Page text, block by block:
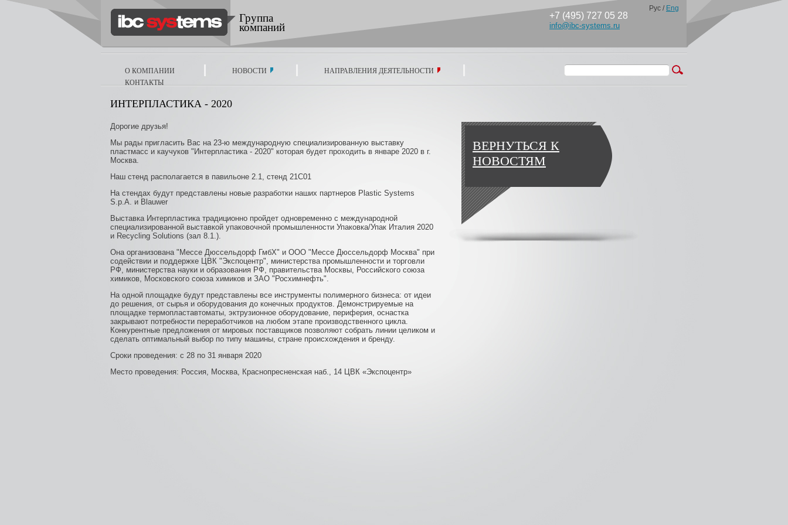
Перейти к основному содержанию
Группа
компаний
Рус / Eng
+7 (495) 727 05 28
info@ibc-systems.ru
О КОМПАНИИ НОВОСТИ
НАПРАВЛЕНИЯ ДЕЯТЕЛЬНОСТИ
КОНТАКТЫ
Поиск
ИНТЕРПЛАСТИКА - 2020
ВЕРНУТЬСЯ К
НОВОСТЯМ
Дорогие друзья!
Мы рады пригласить Вас на 23-ю международную специализированную выставку
пластмасс и каучуков "Интерпластика - 2020" которая будет проходить в январе 2020 в г.
Москва.
Наш стенд располагается в павильоне 2.1, стенд 21С01
На стендах будут представлены новые разработки наших партнеров Plastic Systems
S.p.A. и Blauwer
Выставка Интерпластика традиционно пройдет одновременно с международной
специализированной выставкой упаковочной промышленности Упаковка/Упак Италия 2020
и Recycling Solutions (зал 8.1.).
Она организована "Мессе Дюссельдорф ГмбХ" и ООО "Мессе Дюссельдорф Москва" при
содействии и поддержке ЦВК "Экспоцентр", министерства промышленности и торговли
РФ, министерства науки и образования РФ, правительства Москвы, Российского союза
химиков, Московского союза химиков и ЗАО "Росхимнефть".
На одной площадке будут представлены все инструменты полимерного бизнеса: от идеи
до решения, от сырья и оборудования до конечных продуктов. Демонстрируемые на
площадке термопластавтоматы, эктрузионное оборудование, периферия, оснастка
закрывают потребности переработчиков на любом этапе производственного цикла.
Конкурентные предложения от мировых поставщиков позволяют собрать линии целиком и
сделать оптимальный выбор по типу машины, стране происхождения и бренду.
Сроки проведения: с 28 по 31 января 2020
Место проведения: Россия, Москва, Краснопресненская наб., 14 ЦВК «Экспоцентр»